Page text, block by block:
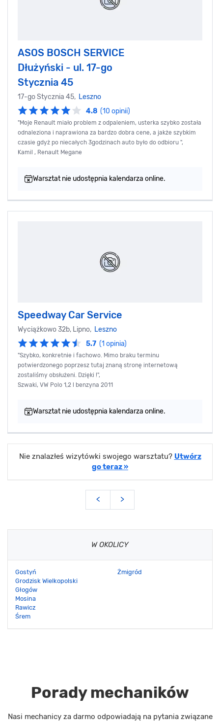
ASOS BOSCH SERVICE
Dłużyński - ul. 17-go
Stycznia 45
17-go Stycznia 45, Leszno
4.8 (10 opinii)
"Moje Renault miało problem z odpaleniem, usterka szybko została
odnaleziona i naprawiona za bardzo dobra cene, a jakże szybkim
czasie gdyż po niecałych 3godzinach auto było do odbioru ",
Kamil , Renault Megane
Warsztat nie udostępnia kalendarza online.
Speedway Car Service
Wyciążkowo 32b, Lipno, Leszno
5.7 (1 opinia)
"Szybko, konkretnie i fachowo. Mimo braku terminu
potwierdzonego poprzesz tutaj znaną stronę internetową
zostaliśmy obsłużeni. Dzięki !",
Szwaki, VW Polo 1,2 l benzyna 2011
Warsztat nie udostępnia kalendarza online.
Nie znalazłeś wizytówki swojego warsztatu? Utwórz
go teraz »
< >
W OKOLICY
Gostyń
Grodzisk Wielkopolski
Głogów
Mosina
Rawicz
Śrem
Żmigród
Porady mechaników
Nasi mechanicy za darmo odpowiadają na pytania związane